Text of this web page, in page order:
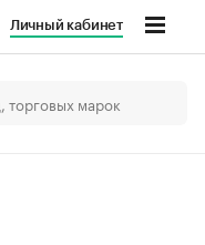
Личный кабинет